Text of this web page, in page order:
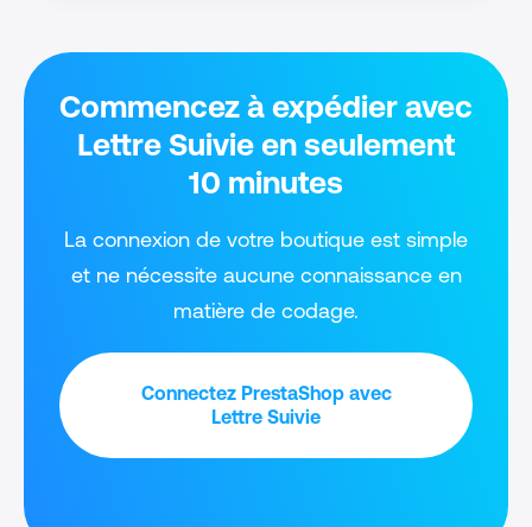
Commencez à expédier avec
Lettre Suivie en seulement
10 minutes
La connexion de votre boutique est simple
et ne nécessite aucune connaissance en
matière de codage.
Connectez PrestaShop avec
Lettre Suivie